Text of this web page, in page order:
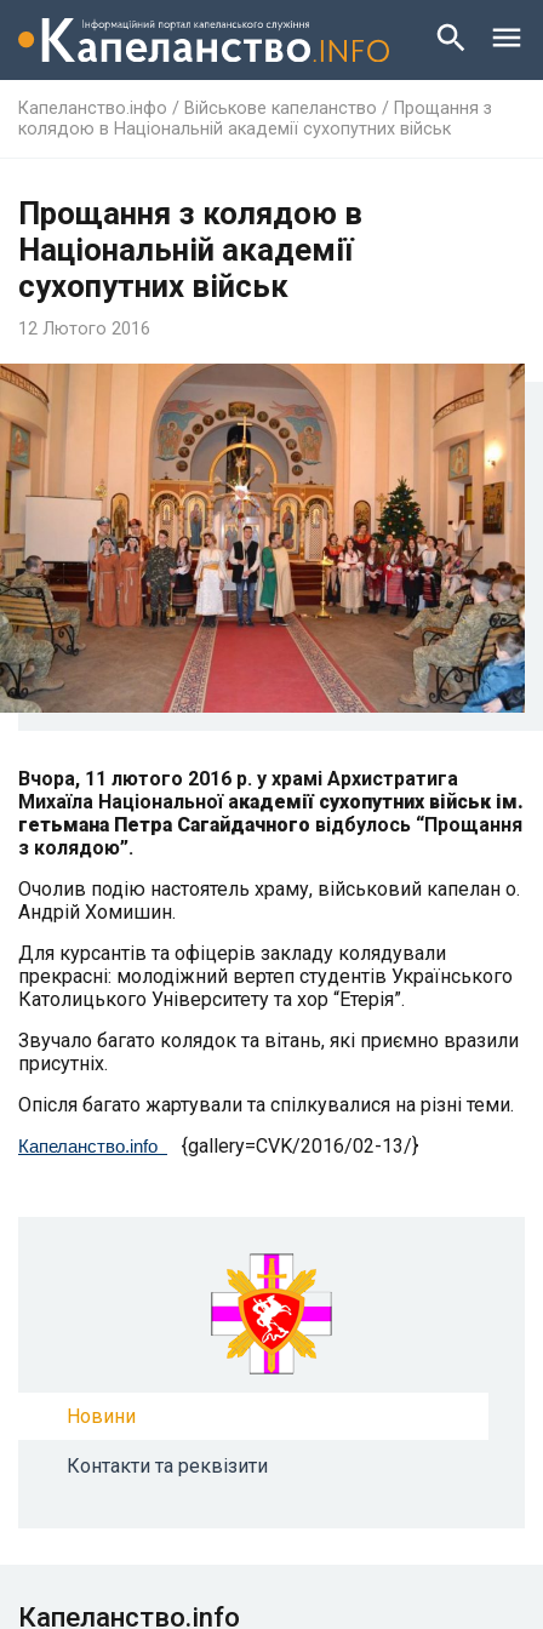
Капеланство.інфо / Військове капеланство / Прощання з
колядою в Національній академії сухопутних військ
Прощання з колядою в
Національній академії
сухопутних військ
12 Лютого 2016
Вчора, 11 лютого 2016 р. у храмі Архистратига
Михаїла Національної академії сухопутних військ ім.
гетьмана Петра Сагайдачного відбулось “Прощання
з колядою”.
Очолив подію настоятель храму, військовий капелан о.
Андрій Хомишин.
Для курсантів та офіцерів закладу колядували
прекрасні: молодіжний вертеп студентів Українського
Католицького Університету та хор “Етерія”.
Звучало багато колядок та вітань, які приємно вразили
присутніх.
Опісля багато жартували та спілкувалися на різні теми.
Капеланство.info {gallery=CVK/2016/02-13/}
Новини
Контакти та реквізити
Капеланство.info